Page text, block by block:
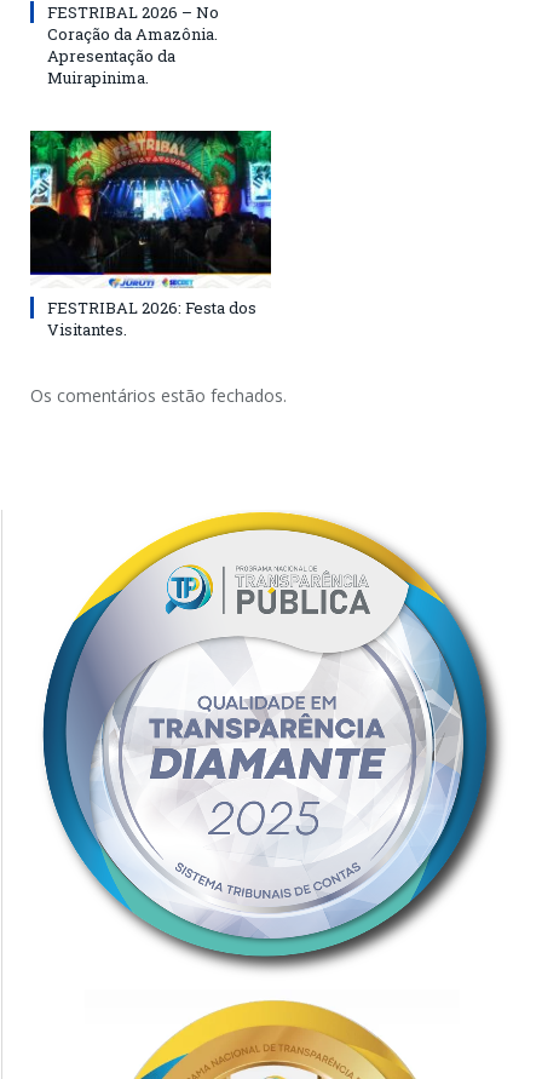
FESTRIBAL 2026 – No
Coração da Amazônia.
Apresentação da
Muirapinima.
FESTRIBAL 2026: Festa dos
Visitantes.
Os comentários estão fechados.